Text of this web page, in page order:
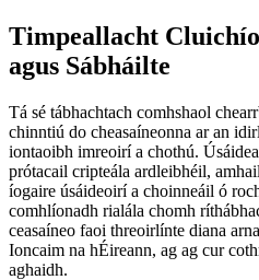
Timpeallacht
agus Sábháilte
Tá sé tábhachtach comhshaol
chinntiú do cheasaíneonna ar an
iontaoibh imreoirí a chothú.
prótacail cripteála ardleibhéil,
íogaire úsáideoirí a choinneáil ó
comhlíonadh rialála chomh
ceasaíneo faoi threoirlínte diana
Ioncaim na hÉireann, ag ag cur
aghaidh.